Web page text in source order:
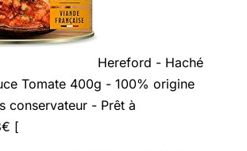
Hereford - Haché
Tomate 400g - 100% origine
conservateur - Prêt à
[